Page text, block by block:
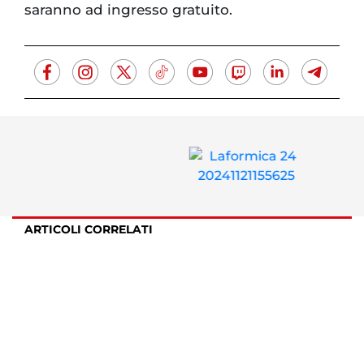
saranno ad ingresso gratuito.
ARTICOLI CORRELATI